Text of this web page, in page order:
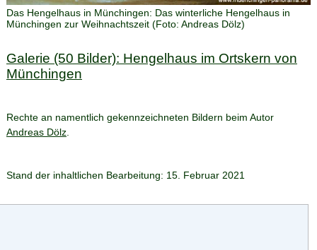
Das Hengelhaus in Münchingen: Das winterliche Hengelhaus in
Münchingen zur Weihnachtszeit(Foto: Andreas Dölz)
Galerie (50 Bilder): Hengelhaus im Ortskern von
Münchingen
Rechte an namentlich gekennzeichneten Bildern beim Autor
Andreas Dölz.
Stand der inhaltlichen Bearbeitung: 15. Februar 2021